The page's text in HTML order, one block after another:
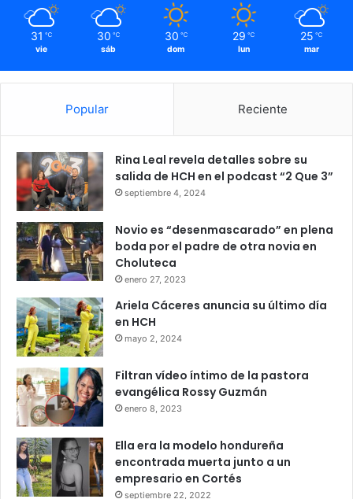
31 ℃
vie
30 ℃
sáb
30 ℃
dom
29 ℃
lun
25 ℃
mar
Popular Reciente
Rina Leal revela detalles sobre su
salida de HCH en el podcast “2 Que 3”
septiembre 4, 2024
Novio es “desenmascarado” en plena
boda por el padre de otra novia en
Choluteca
enero 27, 2023
Ariela Cáceres anuncia su último día
en HCH
mayo 2, 2024
Filtran vídeo íntimo de la pastora
evangélica Rossy Guzmán
enero 8, 2023
Ella era la modelo hondureña
encontrada muerta junto a un
empresario en Cortés
septiembre 22, 2022